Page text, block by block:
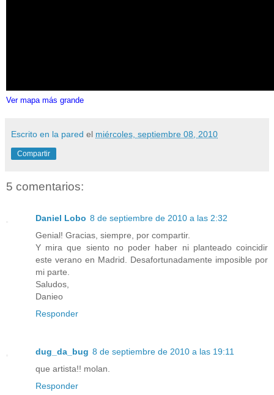
Ver mapa más grande
Escrito en la pared el miércoles, septiembre 08, 2010
Compartir
5 comentarios:
Daniel Lobo 8 de septiembre de 2010 a las 2:32
Genial! Gracias, siempre, por compartir.
Y mira que siento no poder haber ni planteado coincidir
este verano en Madrid. Desafortunadamente imposible por
mi parte.
Saludos,
Danieo
Responder
dug_da_bug 8 de septiembre de 2010 a las 19:11
que artista!! molan.
Responder